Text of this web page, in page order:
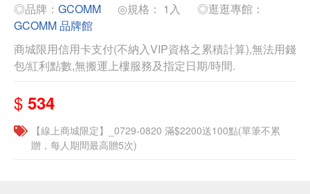
◎品牌： GCOMM ◎規格： 1入
◎逛逛專館：
GCOMM 品牌館
商城限用信用卡支付(不納入VIP資格之累積計算),無法用錢
包/紅利點數,無搬運上樓服務及指定日期/時間.
$ 534
【線上商城限定】_0729-0820 滿$2200送100點(單筆不累
贈，每人期間最高贈5次)